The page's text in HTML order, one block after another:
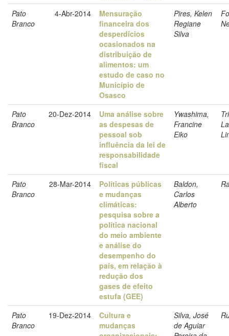
Pato
Branco
4-Abr-2014
Mensuração
financeira dos
desperdícios
ocasionados na
distribuição de
alimentos: um
estudo de caso no
Município de
Osasco
Pires, Kelen
Regiane
Silva
Pato
Branco
20-Dez-2014
Uma análise sobre
as despesas de
pessoal sob
influência da lei de
responsabilidade
fiscal
Ywashima,
Francine
Eiko
Pato
Branco
28-Mar-2014
Políticas públicas
e mudanças
climáticas:
pesquisa sobre a
política nacional
do meio ambiente
e análise do
desempenho do
país, em relação à
redução dos
gases de efeito
estufa (GEE)
Baldon,
Carlos
Alberto
Pato
Branco
19-Dez-2014
Cultura e
mudanças
Silva, José
de Aguiar